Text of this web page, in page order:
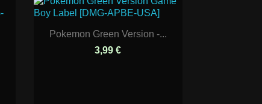
Pokemon Green Version -...
3,99 €